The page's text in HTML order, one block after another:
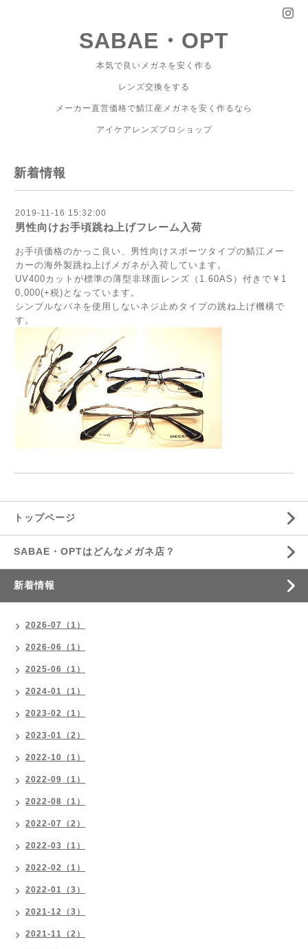
SABAE・OPT
本気で良いメガネを安く作る
レンズ交換をする
メーカー直営価格で鯖江産メガネを安く作るなら
アイケアレンズプロショップ
新着情報
2019-11-16 15:32:00
男性向けお手頃跳ね上げフレーム入荷
お手頃価格のかっこ良い、男性向けスポーツタイプの鯖江メー
カーの海外製跳ね上げメガネが入荷しています。
UV400カットが標準の薄型非球面レンズ（1.60AS）付きで￥1
0,000(+税)となっています。
シンプルなバネを使用しないネジ止めタイプの跳ね上げ機構で
す。
トップページ
SABAE・OPTはどんなメガネ店？
新着情報
2026-07（1）
2026-06（1）
2025-06（1）
2024-01（1）
2023-02（1）
2023-01（2）
2022-10（1）
2022-09（1）
2022-08（1）
2022-07（2）
2022-03（1）
2022-02（1）
2022-01（3）
2021-12（3）
2021-11（2）